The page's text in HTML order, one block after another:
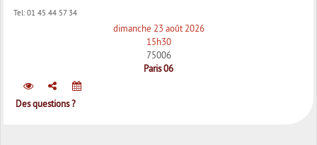
Tel: 01 45 44 57 34
dimanche 23 août 2026
15h30
75006
Paris 06
Des questions ?